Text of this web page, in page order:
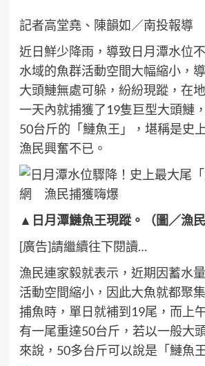
記者高堂堯、陳韻如／南投報導
近日鮮少降雨，導致日月潭水位
水域的魚群活動空間大幅縮小，
大頭鰱無處可躲，紛紛現蹤，在
一天內就捕獲了19隻巨型大頭鰱
50台斤的「鰱魚王」，堪稱是史
漁民興奮不已。
▲日月潭鰱魚王現蹤。（圖／漁民
[廣告]請繼續往下閱讀…
漁民連家毅就表示，近期因蓄水
活動空間縮小，因此大魚就都聚
捕魚時，單日就補到19尾，而上
有一尾重達50台斤，若以一般大
來說，50多台斤可以說是「鰱魚